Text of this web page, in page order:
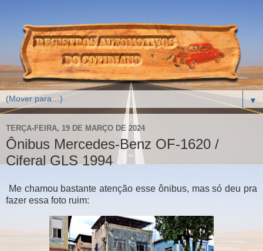
▼
TERÇA-FEIRA, 19 DE MARÇO DE 2024
Ônibus Mercedes-Benz OF-1620 /
Ciferal GLS 1994
Me chamou bastante atenção esse ônibus, mas só deu pra
fazer essa foto ruim: